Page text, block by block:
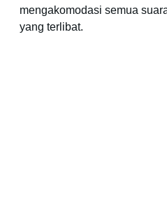
mengakomodasi semua
yang terlibat.